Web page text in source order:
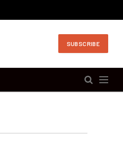
SUBSCRIBE